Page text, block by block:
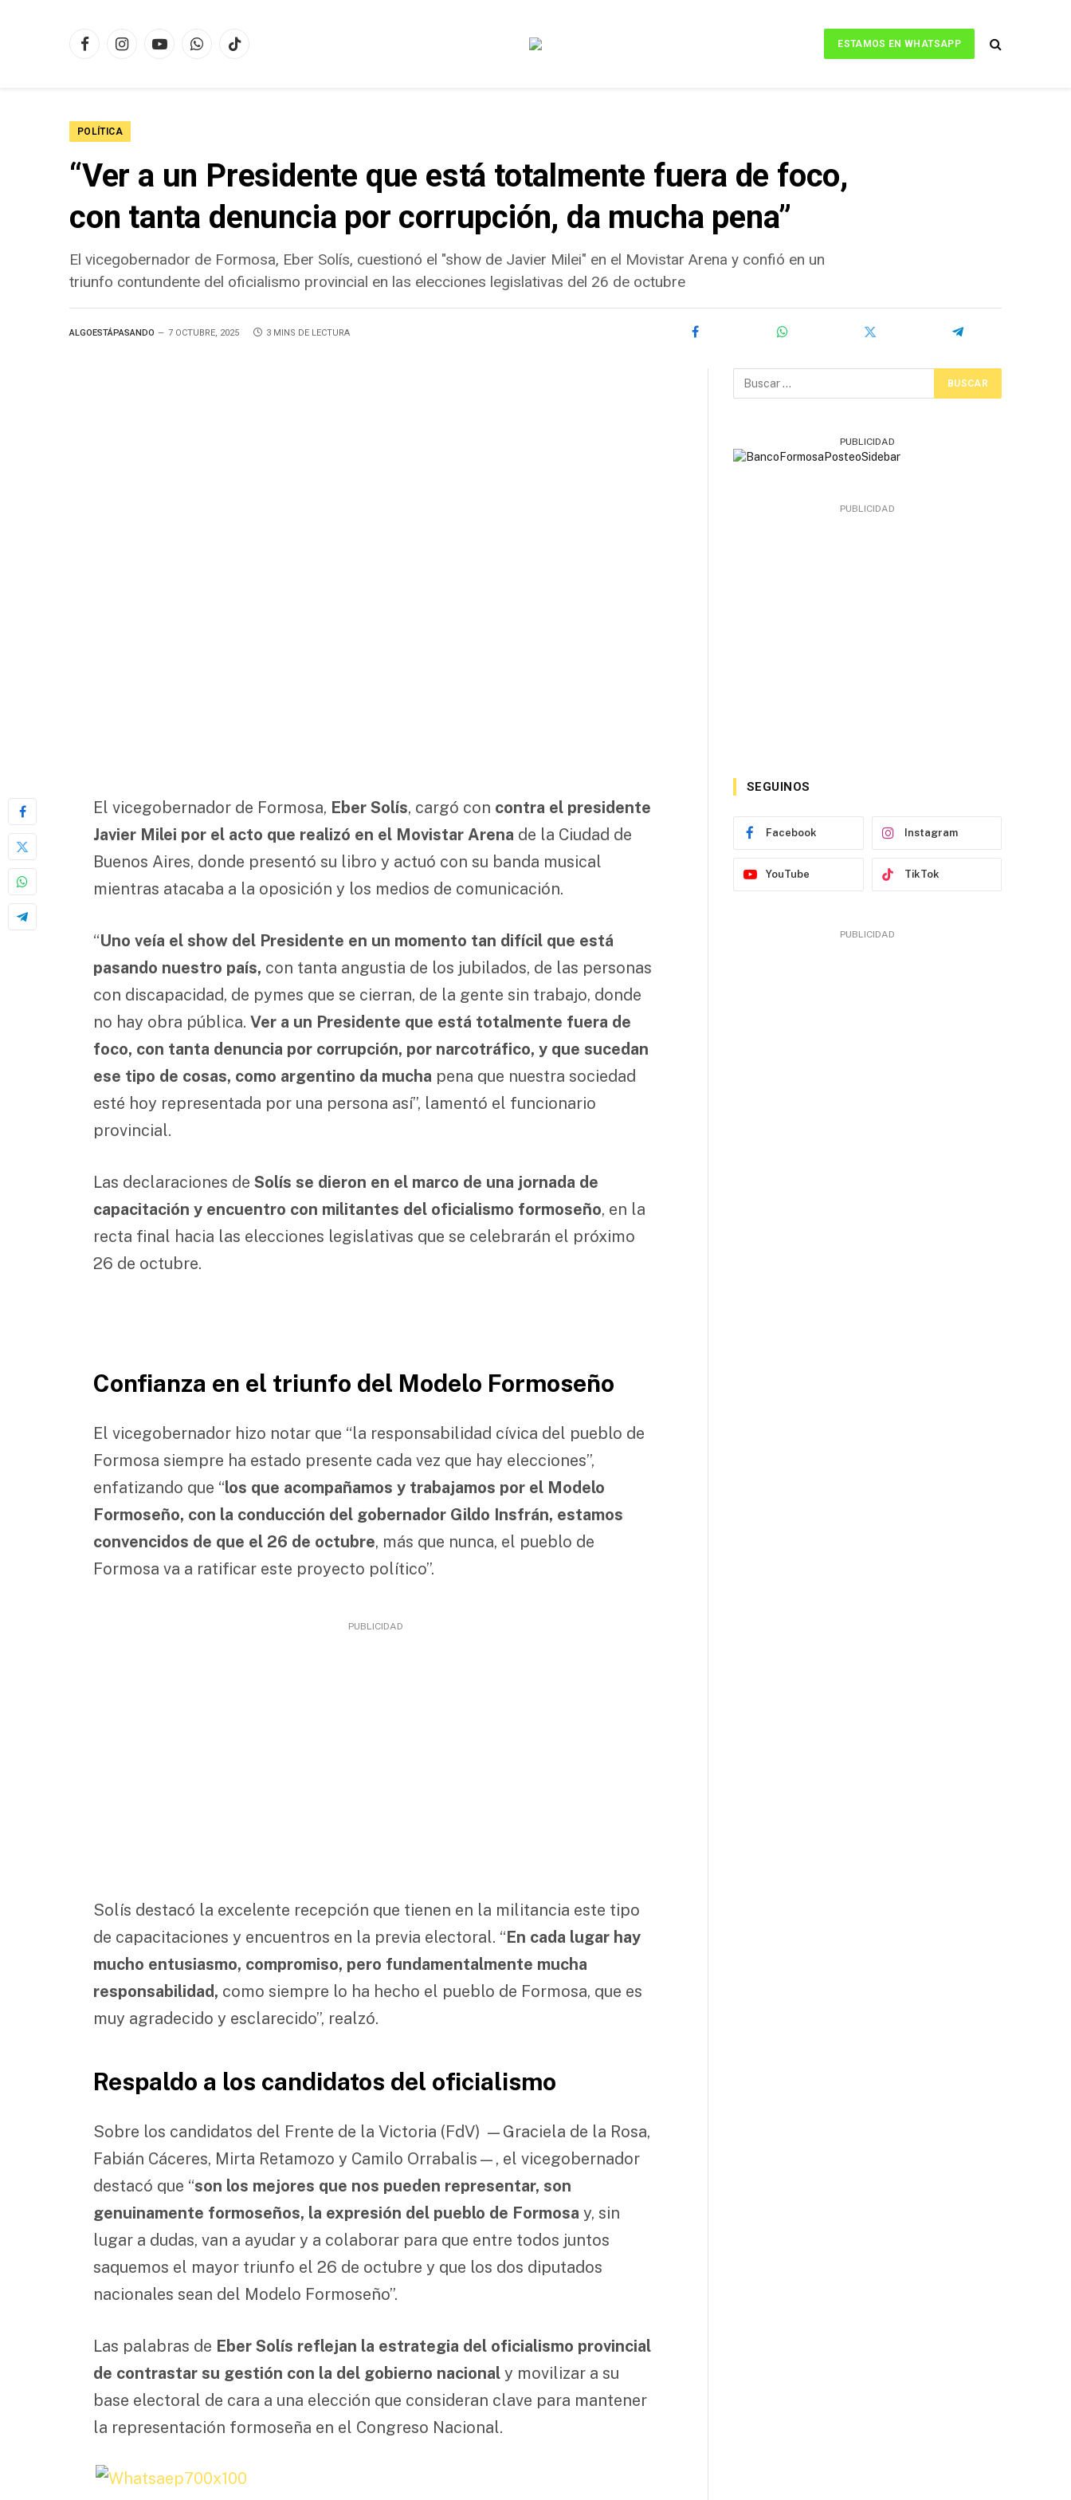
FacebookInstagramYouTubeWhatsAppTikTok
ESTAMOS EN WHATSAPP
POLÍTICA
“Ver a un Presidente que está totalmente fuera de foco,
con tanta denuncia por corrupción, da mucha pena”
El vicegobernador de Formosa, Eber Solís, cuestionó el "show de Javier Milei" en el Movistar Arena y confió en un
triunfo contundente del oficialismo provincial en las elecciones legislativas del 26 de octubre
ALGOESTÁPASANDO 7 OCTUBRE, 2025 3 MINS DE LECTURA
El vicegobernador de Formosa, Eber Solís, cargó con contra el presidente
Javier Milei por el acto que realizó en el Movistar Arena de la Ciudad de
Buenos Aires, donde presentó su libro y actuó con su banda musical
mientras atacaba a la oposición y los medios de comunicación.
“Uno veía el show del Presidente en un momento tan difícil que está
pasando nuestro país, con tanta angustia de los jubilados, de las personas
con discapacidad, de pymes que se cierran, de la gente sin trabajo, donde
no hay obra pública.Ver a un Presidente que está totalmente fuera de
foco, con tanta denuncia por corrupción, por narcotráfico, y que sucedan
ese tipo de cosas, como argentino da mucha pena que nuestra sociedad
esté hoy representada por una persona así”, lamentó el funcionario
provincial.
Las declaraciones deSolís se dieron en el marco de una jornada de
capacitación y encuentro con militantes del oficialismo formoseño, en la
recta final hacia las elecciones legislativas que se celebrarán el próximo
26 de octubre.
Confianza en el triunfo del Modelo Formoseño
El vicegobernador hizo notar que “la responsabilidad cívica del pueblo de
Formosa siempre ha estado presente cada vez que hay elecciones”,
enfatizando que “los que acompañamos y trabajamos por el Modelo
Formoseño, con la conducción del gobernador Gildo Insfrán, estamos
convencidos de que el 26 de octubre, más que nunca, el pueblo de
Formosa va a ratificar este proyecto político”.
PUBLICIDAD
Solís destacó la excelente recepción que tienen en la militancia este tipo
de capacitaciones y encuentros en la previa electoral. “En cada lugar hay
mucho entusiasmo, compromiso, pero fundamentalmente mucha
responsabilidad, como siempre lo ha hecho el pueblo de Formosa, que es
muy agradecido y esclarecido”, realzó.
Respaldo a los candidatos del oficialismo
Sobre los candidatos del Frente de la Victoria (FdV) —Graciela de la Rosa,
Fabián Cáceres, Mirta Retamozo y Camilo Orrabalis—, el vicegobernador
destacó que “son los mejores que nos pueden representar, son
genuinamente formoseños, la expresión del pueblo de Formosa y, sin
lugar a dudas, van a ayudar y a colaborar para que entre todos juntos
saquemos el mayor triunfo el 26 de octubre y que los dos diputados
nacionales sean del Modelo Formoseño”.
Las palabras de Eber Solís reflejan la estrategia del oficialismo provincial
de contrastar su gestión con la del gobierno nacionaly movilizar a su
base electoral de cara a una elección que consideran clave para mantener
la representación formoseña en el Congreso Nacional.
PUBLICIDAD
PUBLICIDAD
SEGUINOS
Facebook Instagram
YouTube TikTok
PUBLICIDAD